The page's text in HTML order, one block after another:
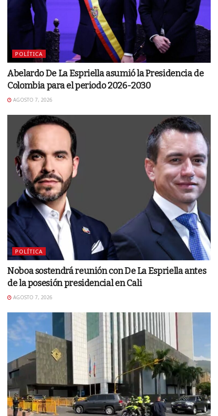
POLÍTICA
Abelardo De La Espriella asumió la Presidencia de
Colombia para el periodo 2026-2030
AGOSTO 7, 2026
POLÍTICA
Noboa sostendrá reunión con De La Espriella antes
de la posesión presidencial en Cali
AGOSTO 7, 2026